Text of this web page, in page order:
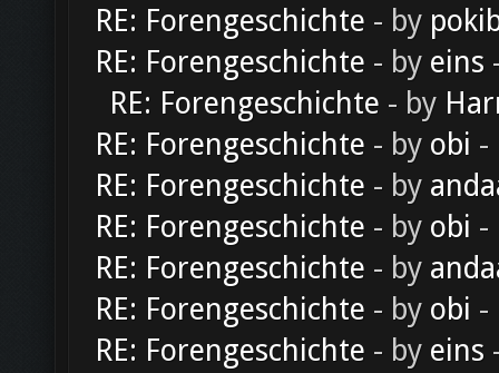
RE: Forengeschichte - by
RE: Forengeschichte - by eins
RE: Forengeschichte - by
RE: Forengeschichte - by obi -
RE: Forengeschichte - by
RE: Forengeschichte - by obi -
RE: Forengeschichte - by
RE: Forengeschichte - by obi -
RE: Forengeschichte - by eins